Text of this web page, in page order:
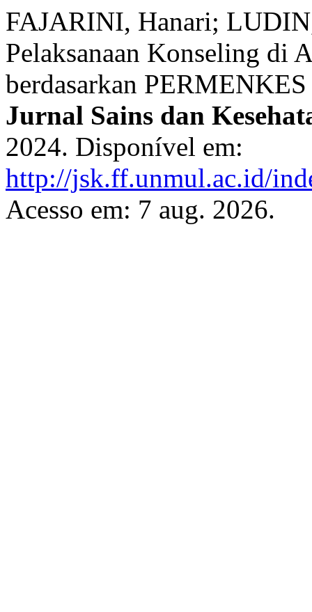
FAJARINI, Hanari;
Pelaksanaan Konseling di
berdasarkan
Jurnal Sains dan
2024. Disponível em:
http://jsk.ff.unmul.ac.id/
Acesso em: 7 aug. 2026.